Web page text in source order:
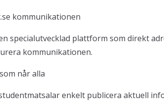
kommunikationen
specialutvecklad plattform som direkt
kommunikationen.
når alla
enkelt publicera aktuell